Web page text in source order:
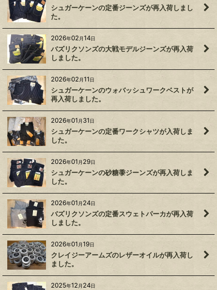
シュガーケーンの定番ジーンズが再入荷しまし
た。
2026年02 月14日
バズリクソンズの大戦モデルジーンズが再入荷
しました。
2026年02 月11日
シュガーケーンのウォバッシュワークベストが
再入荷しました。
2026年01 月 31日
シュガーケーンの定番ワークシャツが入荷しま
した。
2026年01 月 29日
シュガーケーンの砂糖黍ジーンズが再入荷しま
した。
2026年01 月 24日
バズリクソンズの定番スウェトパーカが再入荷
しました。
2026年01 月19日
クレイジーアームズのレザーオイルが再入荷し
ました。
2025年12 月 24日